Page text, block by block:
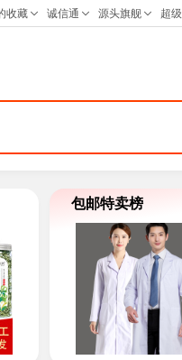
包邮特卖榜